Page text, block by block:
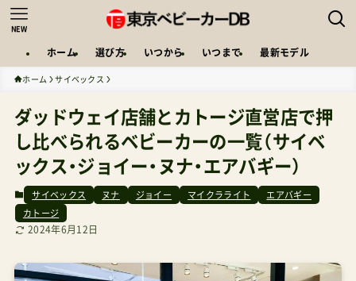
NEW
ホーム 選び方 いつから いつまで 最新モデル
ホーム サイベックス
ダッドウェイ店舗とカトージ直営店で押
し比べられるベビーカーの一覧（サイベ
ックス・ジョイー・ヌナ・エアバギー）
サイベックス ヌナ ジョイー マイクラライト エアバギー
カトージ
2024年6月12日